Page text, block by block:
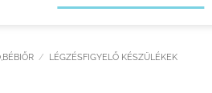
/ LÉGZÉSFIGYELŐ KÉSZÜLÉKEK